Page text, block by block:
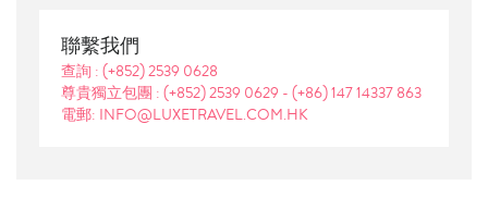
聯繫我們
查詢 : (+852) 2539 0628
尊貴獨立包團 : (+852) 2539 0629 - (+86) 147 14337 863
電郵: INFO@LUXETRAVEL.COM.HK